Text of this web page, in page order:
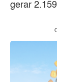
gerar